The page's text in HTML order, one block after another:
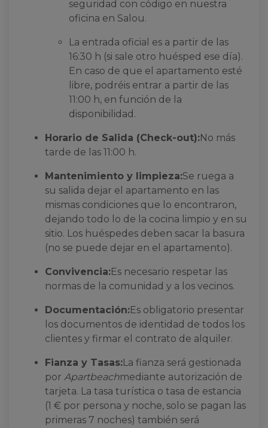
seguridad con código en nuestra
oficina en Salou.
La entrada oficial es a partir de las
16:30 h (si sale otro huésped ese día).
En caso de que el apartamento esté
libre, podréis entrar a partir de las
11:00 h, en función de la
disponibilidad.
Horario de Salida (Check-out):No más
tarde de las 11:00 h.
Mantenimiento y limpieza:Se ruega a
su salida dejar el apartamento en las
mismas condiciones que lo encontraron,
dejando todo lo de la cocina limpio y en su
sitio. Los huéspedes deben sacar la basura
(no se puede dejar en el apartamento).
Convivencia:Es necesario respetar las
normas de la comunidad y a los vecinos.
Documentación:Es obligatorio presentar
los documentos de identidad de todos los
clientes y firmar el contrato de alquiler.
Fianza y Tasas:La fianza será gestionada
por Apartbeachmediante autorización de
tarjeta. La tasa turística o tasa de estancia
(1 € por persona y noche, solo se pagan las
primeras 7 noches) también será